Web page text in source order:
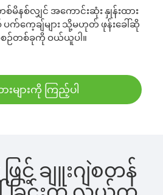
မိနစ်လျှင် အကောင်းဆုံး နှုန်းထား
ပက်ကေ့ချ်များ သို့မဟုတ် ဖုန်းခေါ်ဆို
ဉ်တစ်ခုကို ဝယ်ယူပါ။
းများကို ကြည့်ပါ
ဖြင့် ချူးဂျဲစတန်